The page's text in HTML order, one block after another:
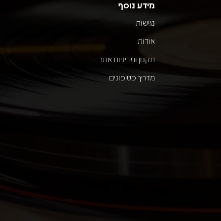
מידע נוסף
נגישות
אודות
תקנון ומדיניות אתר
מדריך פטיפונים